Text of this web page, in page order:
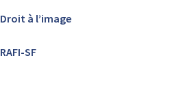
Droit à l’image
RAFI-SF